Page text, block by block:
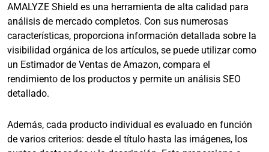
AMALYZE Shield es una herramienta de alta calidad para
análisis de mercado completos. Con sus numerosas
características, proporciona información detallada sobre la
visibilidad orgánica de los artículos, se puede utilizar como
un Estimador de Ventas de Amazon, compara el
rendimiento de los productos y permite un análisis SEO
detallado.
Además, cada producto individual es evaluado en función
de varios criterios: desde el título hasta las imágenes, los